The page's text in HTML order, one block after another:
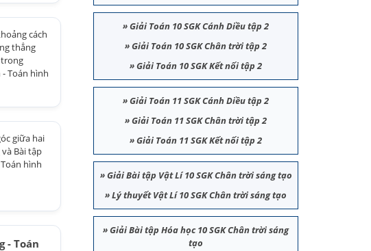
cách
thẳng
Toán hình
giữa hai
Bài tập
hình
- Toán
»Giải Toán 10 SGK Cánh Diều tập 2
»Giải Toán 10 SGK Chân trời tập 2
»Giải Toán 10 SGK Kết nối tập 2
»Giải Toán 11 SGK Cánh Diều tập 2
»Giải Toán 11 SGK Chân trời tập 2
»Giải Toán 11 SGK Kết nối tập 2
»Giải Bài tập Vật Lí 10 SGK Chân trời sáng tạo
»Lý thuyết Vật Lí 10 SGK Chân trời sáng tạo
»Giải Bài tập Hóa học 10 SGK Chân trời sáng
tạo